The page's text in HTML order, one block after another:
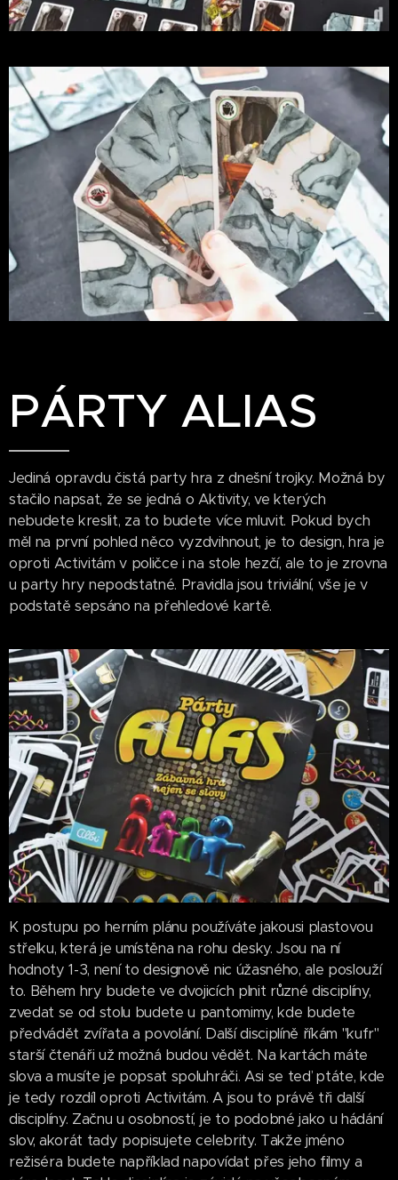
PÁRTY ALIAS
Jediná opravdu čistá party hra z dnešní trojky. Možná by
stačilo napsat, že se jedná o Aktivity, ve kterých
nebudete kreslit, za to budete více mluvit. Pokud bych
měl na první pohled něco vyzdvihnout, je to design, hra je
oproti Activitám v poličce i na stole hezčí, ale to je zrovna
u party hry nepodstatné. Pravidla jsou triviální, vše je v
podstatě sepsáno na přehledové kartě.
K postupu po herním plánu používáte jakousi plastovou
střelku, která je umístěna na rohu desky. Jsou na ní
hodnoty 1-3, není to designově nic úžasného, ale poslouží
to. Během hry budete ve dvojicích plnit různé disciplíny,
zvedat se od stolu budete u pantomimy, kde budete
předvádět zvířata a povolání. Další disciplíně říkám "kufr"
starší čtenáři už možná budou vědět. Na kartách máte
slova a musíte je popsat spoluhráči. Asi se teď ptáte, kde
je tedy rozdíl oproti Activitám. A jsou to právě tři další
disciplíny. Začnu u osobností, je to podobné jako u hádání
slov, akorát tady popisujete celebrity. Takže jméno
režiséra budete například napovídat přes jeho filmy a